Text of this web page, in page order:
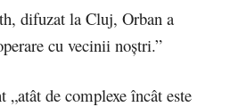
difuzat la Cluj, Orban a
cu vecinii noștri.”
de complexe încât este